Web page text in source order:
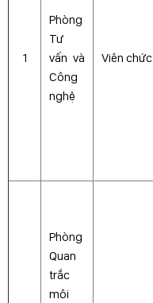
1
Phòng
Tư
vấn và
Công
nghệ
Viên chức
Phòng
Quan
trắc
môi